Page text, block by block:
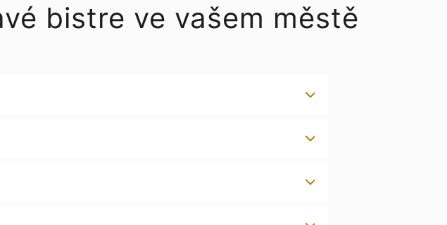
bistre ve vašem městě